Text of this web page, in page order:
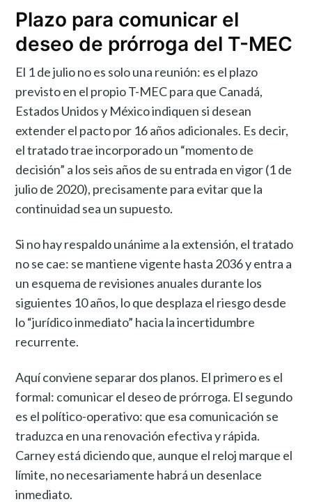
Plazo para comunicar el
deseo de prórroga del T-MEC
El 1 de julio no es solo una reunión: es el plazo
previsto en el propio T-MEC para que Canadá,
Estados Unidos y México indiquen si desean
extender el pacto por 16 años adicionales. Es decir,
el tratado trae incorporado un “momento de
decisión” a los seis años de su entrada en vigor (1 de
julio de 2020), precisamente para evitar que la
continuidad sea un supuesto.
Si no hay respaldo unánime a la extensión, el tratado
no se cae: se mantiene vigente hasta 2036 y entra a
un esquema de revisiones anuales durante los
siguientes 10 años, lo que desplaza el riesgo desde
lo “jurídico inmediato” hacia la incertidumbre
recurrente.
Aquí conviene separar dos planos. El primero es el
formal: comunicar el deseo de prórroga. El segundo
es el político-operativo: que esa comunicación se
traduzca en una renovación efectiva y rápida.
Carney está diciendo que, aunque el reloj marque el
límite, no necesariamente habrá un desenlace
inmediato.